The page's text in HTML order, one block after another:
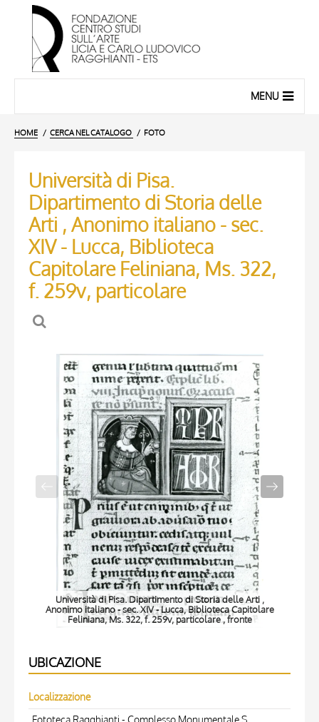
MENU
HOME CERCA NEL CATALOGO FOTO
Università di Pisa.
Dipartimento di Storia delle
Arti , Anonimo italiano - sec.
XIV - Lucca, Biblioteca
Capitolare Feliniana, Ms. 322,
f. 259v, particolare
Università di Pisa. Dipartimento di Storia delle Arti ,
Anonimo italiano - sec. XIV - Lucca, Biblioteca Capitolare
Feliniana, Ms. 322, f. 259v, particolare , fronte
UBICAZIONE
Localizzazione
Fototeca Ragghianti - Complesso Monumentale S.